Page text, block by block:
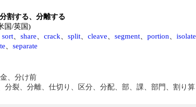
割する、分離する
国/英国)
sort share crack split cleave segment portion isolate
separate
、分け前
分裂、分離、仕切り、区分、分配、部、課、部門、割り算